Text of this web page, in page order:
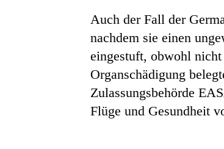
Auch der Fall der
nachdem sie einen
eingestuft, obwohl
Organschädigung
Zulassungsbehörde
Flüge und Gesundheit